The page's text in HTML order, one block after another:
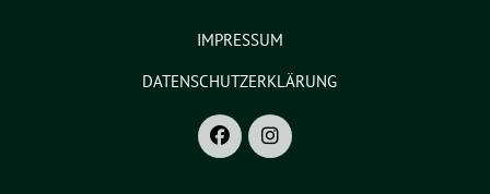
IMPRESSUM
DATENSCHUTZERKLÄRUNG